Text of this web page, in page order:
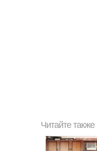
Читайте также